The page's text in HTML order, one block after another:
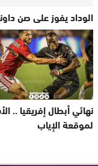
الوداد يفوز على صن
نهائي أبطال إفريقيا ..
لموقعة الإياب